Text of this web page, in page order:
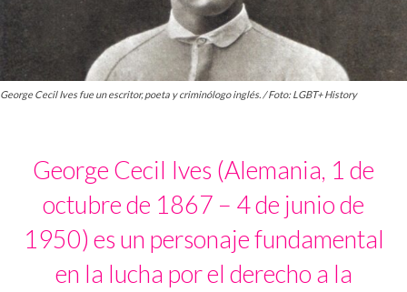
George Cecil Ives fue un escritor, poeta y criminólogo inglés. / Foto: LGBT+ History
George Cecil Ives (Alemania, 1 de
octubre de 1867 – 4 de junio de
1950) es un personaje fundamental
en la lucha por el derecho a la